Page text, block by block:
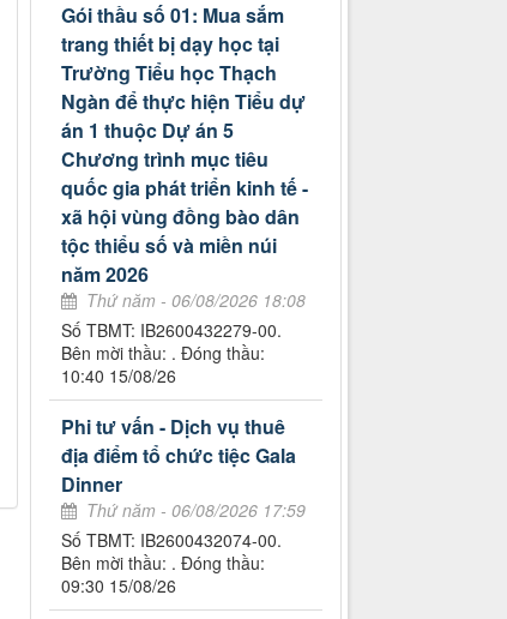
Gói thầu số 01: Mua sắm
trang thiết bị dạy học tại
Trường Tiểu học Thạch
Ngàn để thực hiện Tiểu dự
án 1 thuộc Dự án 5
Chương trình mục tiêu
quốc gia phát triển kinh tế -
xã hội vùng đồng bào dân
tộc thiểu số và miền núi
năm 2026
Thứ năm - 06/08/2026 18:08
Số TBMT: IB2600432279-00.
Bên mời thầu: . Đóng thầu:
10:40 15/08/26
Phi tư vấn - Dịch vụ thuê
địa điểm tổ chức tiệc Gala
Dinner
Thứ năm - 06/08/2026 17:59
Số TBMT: IB2600432074-00.
Bên mời thầu: . Đóng thầu:
09:30 15/08/26